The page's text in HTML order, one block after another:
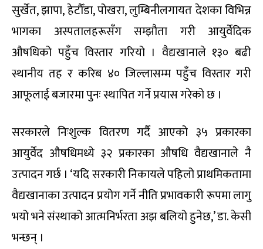
सुर्खेत, झापा, हेटौँडा, पोखरा, लुम्बिनीलगायत देशका विभिन्न
भागका अस्पतालहरूसँग सम्झौता गरी आयुर्वेदिक
औषधिको पहुँच विस्तार गरियो । वैद्यखानाले १३० बढी
स्थानीय तह र करिब ४० जिल्लासम्म पहुँच विस्तार गरी
आफूलाई बजारमा पुनः स्थापित गर्ने प्रयास गरेको छ ।
सरकारले निःशुल्क वितरण गर्दै आएको ३५ प्रकारका
आयुर्वेद औषधिमध्ये ३२ प्रकारका औषधि वैद्यखानाले नै
उत्पादन गर्छ । ‘यदि सरकारी निकायले पहिलो प्राथमिकतामा
वैद्यखानाका उत्पादन प्रयोग गर्ने नीति प्रभावकारी रूपमा लागु
भयो भने संस्थाको आत्मनिर्भरता अझ बलियो हुनेछ,’ डा. केसी
भन्छन् ।